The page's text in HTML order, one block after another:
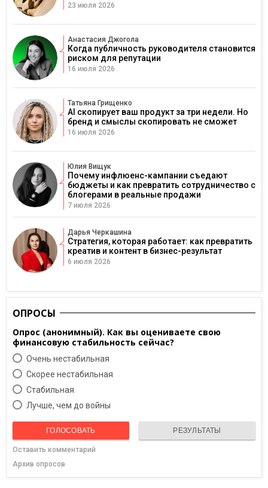
23 июля 2026
Анастасия Джогола
Когда публичность руководителя становится
риском для репутации
16 июля 2026
Татьяна Грищенко
AI скопирует ваш продукт за три недели. Но
бренд и смыслы скопировать не сможет
16 июля 2026
Юлия Вищук
Почему инфлюенс-кампании съедают
бюджеты и как превратить сотрудничество с
блогерами в реальные продажи
7 июля 2026
Дарья Черкашина
Стратегия, которая работает: как превратить
креатив и контент в бизнес-результат
6 июля 2026
ОПРОСЫ
Опрос (анонимный). Как вы оцениваете свою
финансовую стабильность сейчас?
Очень нестабильная
Скорее нестабильная
Cтабильная
Лучше, чем до войны
ГОЛОСОВАТЬ РЕЗУЛЬТАТЫ
Оставить комментарий
Архив опросов